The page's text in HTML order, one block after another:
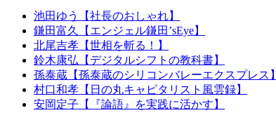
池田ゆう【社長のおしゃれ】
鎌田富久【エンジェル鎌田’sEye】
北尾吉孝【世相を斬る！】
鈴木康弘【デジタルシフトの教科書】
孫泰蔵【孫泰蔵のシリコンバレーエクスプレス】
村口和孝【日の丸キャピタリスト風雲録】
安岡定子【『論語』を実践に活かす】